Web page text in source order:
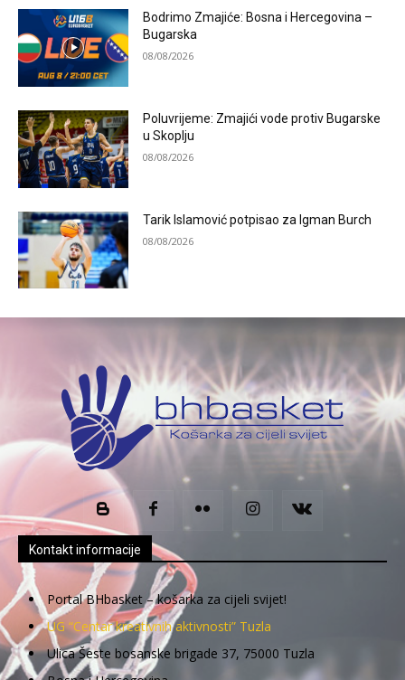
Bodrimo Zmajiće: Bosna i Hercegovina –
Bugarska
08/08/2026
Poluvrijeme: Zmajići vode protiv Bugarske
u Skoplju
08/08/2026
Tarik Islamović potpisao za Igman Burch
08/08/2026
Kontakt informacije
Portal BHbasket – košarka za cijeli svijet!
UG “Centar kreativnih aktivnosti” Tuzla
Ulica Šeste bosanske brigade 37, 75000 Tuzla